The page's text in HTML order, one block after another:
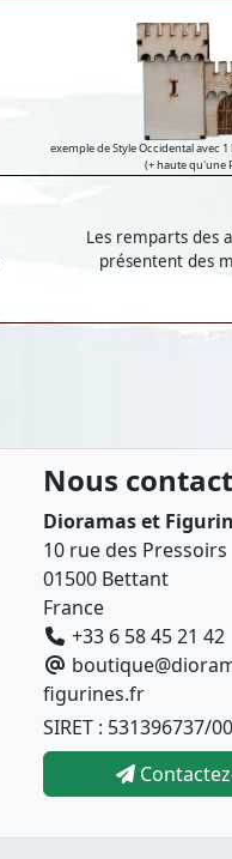
exemple de Style Occidental avec
(+ haute qu'une
Les remparts des
présentent des
Nous
Dioramas et
10 rue des Pressoirs
01500 Bettant
France
+33 6 58 45 21 42
figurines.fr
SIRET : 531396737/